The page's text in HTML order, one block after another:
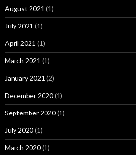
August 2021 (1)
July 2021 (1)
April 2021 (1)
March 2021 (1)
January 2021 (2)
December 2020(1)
September 2020(1)
July 2020(1)
March 2020(1)